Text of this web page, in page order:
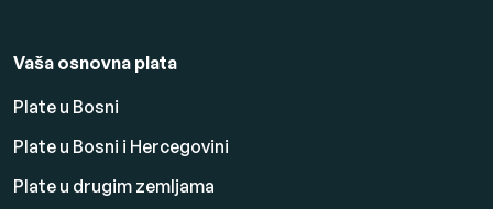
Vaša osnovna plata
Plate u Bosni
Plate u Bosni i Hercegovini
Plate u drugim zemljama